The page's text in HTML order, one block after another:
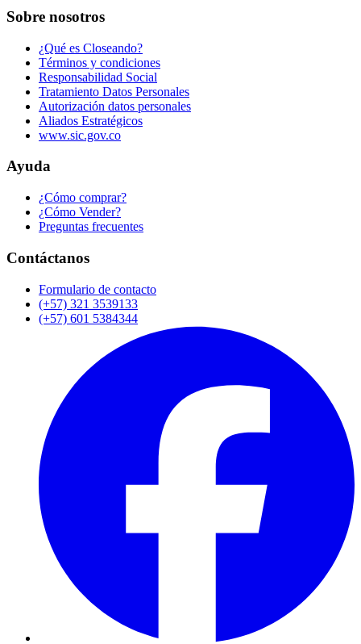
Sobre nosotros
¿Qué es Closeando?
Términos y condiciones
Responsabilidad Social
Tratamiento Datos Personales
Autorización datos personales
Aliados Estratégicos
www.sic.gov.co
Ayuda
¿Cómo comprar?
¿Cómo Vender?
Preguntas frecuentes
Contáctanos
Formulario de contacto
(+57) 321 3539133
(+57) 601 5384344